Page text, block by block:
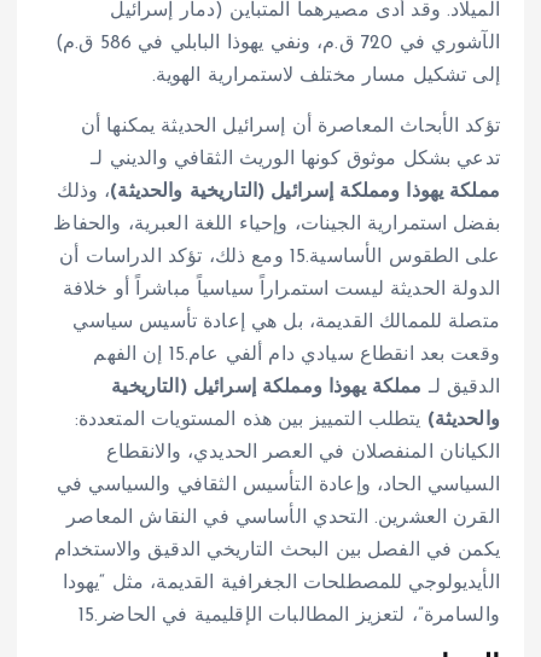
الميلاد. وقد أدى مصيرهما المتباين (دمار إسرائيل
الآشوري في 720 ق.م، ونفي يهوذا البابلي في 586 ق.م)
إلى تشكيل مسار مختلف لاستمرارية الهوية.
تؤكد الأبحاث المعاصرة أن إسرائيل الحديثة يمكنها أن
تدعي بشكل موثوق كونها الوريث الثقافي والديني لـ
مملكة يهوذا ومملكة إسرائيل (التاريخية والحديثة)، وذلك
بفضل استمرارية الجينات، وإحياء اللغة العبرية، والحفاظ
على الطقوس الأساسية.15 ومع ذلك، تؤكد الدراسات أن
الدولة الحديثة ليست استمراراً سياسياً مباشراً أو خلافة
متصلة للممالك القديمة، بل هي إعادة تأسيس سياسي
وقعت بعد انقطاع سيادي دام ألفي عام.15 إن الفهم
الدقيق لـ مملكة يهوذا ومملكة إسرائيل (التاريخية
والحديثة) يتطلب التمييز بين هذه المستويات المتعددة:
الكيانان المنفصلان في العصر الحديدي، والانقطاع
السياسي الحاد، وإعادة التأسيس الثقافي والسياسي في
القرن العشرين. التحدي الأساسي في النقاش المعاصر
يكمن في الفصل بين البحث التاريخي الدقيق والاستخدام
الأيديولوجي للمصطلحات الجغرافية القديمة، مثل “يهودا
والسامرة”، لتعزيز المطالبات الإقليمية في الحاضر.15